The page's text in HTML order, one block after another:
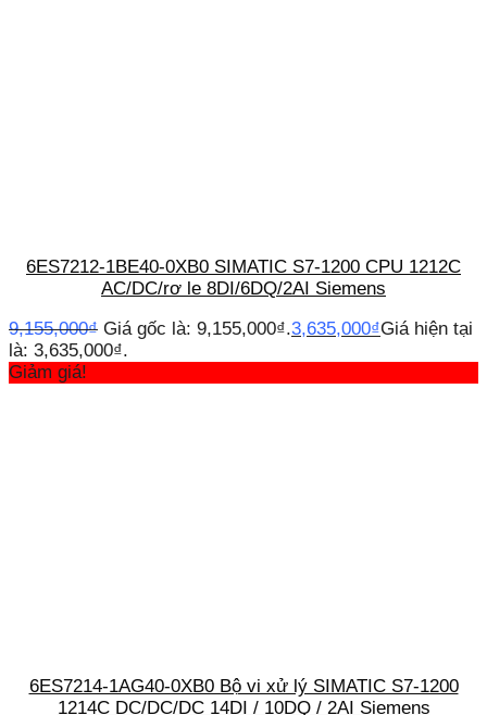
6ES7212-1BE40-0XB0 SIMATIC S7-1200 CPU 1212C
AC/DC/rơ le 8DI/6DQ/2AI Siemens
9,155,000₫ Giá gốc là: 9,155,000₫.3,635,000₫Giá hiện tại
là: 3,635,000₫.
Giảm giá!
6ES7214-1AG40-0XB0 Bộ vi xử lý SIMATIC S7-1200
1214C DC/DC/DC 14DI / 10DQ / 2AI Siemens